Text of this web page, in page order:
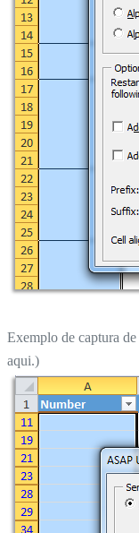
Exemplo de captura
aqui.)